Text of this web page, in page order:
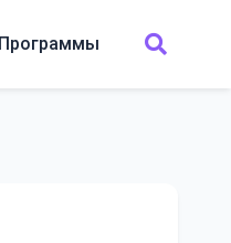
Программы